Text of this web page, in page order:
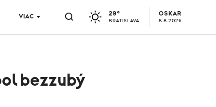
VIAC 29°
BRATISLAVA
OSKAR
8.8.2026
bezzubý